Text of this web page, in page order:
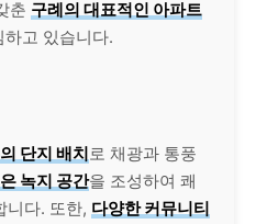
춘 구례의 대표적인 아파트
하고 있습니다.
단지 배치로 채광과 통풍
녹지 공간을 조성하여 쾌
니다. 또한, 다양한 커뮤니티